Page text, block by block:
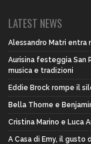
LATEST NEWS
Alessandro Matri entra
Aurisina festeggia San
musica e tradizioni
Eddie Brock rompe il
Bella Thorne e
Cristina Marino e Luca
A Casa di Emy, il